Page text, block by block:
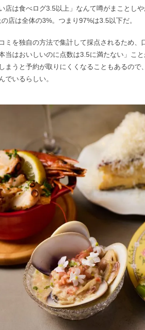
店は食べログ3.5以上」なんて噂がまことし
店は全体の3%。つまり97%は3.5以下だ。
ミを独自の方法で集計して採点されるため
当はおいしいのに点数は3.5に満たない」こと
まうと予約が取りにくくなることもあるの
でいるらしい。